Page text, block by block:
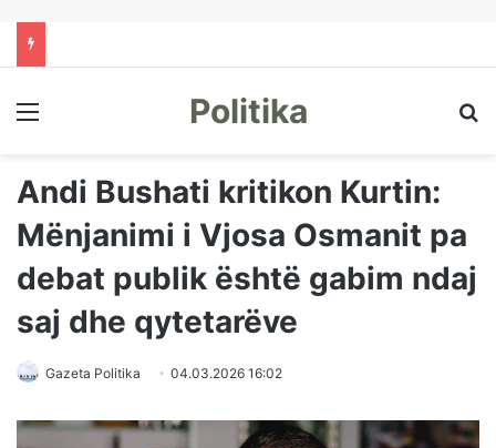
Menu Politika
Andi Bushati kritikon Kurtin:
Mënjanimi i Vjosa Osmanit pa
debat publik është gabim ndaj
saj dhe qytetarëve
Gazeta Politika 04.03.2026 16:02